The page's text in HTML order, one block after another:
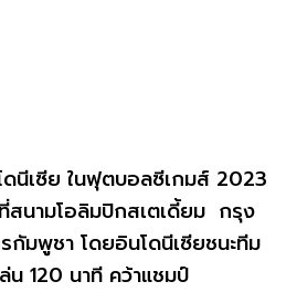
นีเซีย ในฟุตบอลซีเกมส์ 2023
สนามโอลิมปิกสเตเดี้ยม กรุง
มพูชา โดยอินโดนีเซียชนะทีม
น 120 นาที คว้าแชมป์